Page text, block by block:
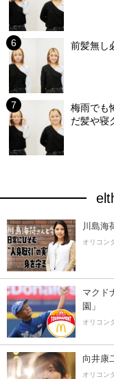
前髪無し
梅雨でも
だ髪や寝
川島海
オリコン
マクド
園」
オリコン
向井康
オリコン